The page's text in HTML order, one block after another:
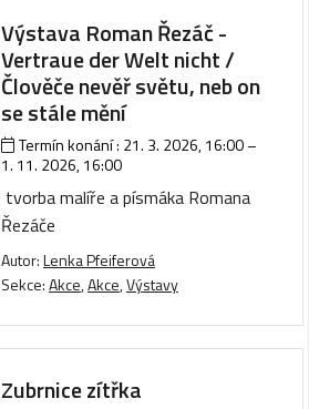
Výstava Roman Řezáč -
Vertraue der Welt nicht /
Člověče nevěř světu, neb on
se stále mění
Termín konání : 21. 3. 2026, 16:00–
1. 11. 2026, 16:00
tvorba malíře a písmáka Romana
Řezáče
Autor:Lenka Pfeiferová
Sekce:Akce,Akce,Výstavy
Zubrnice zítřka